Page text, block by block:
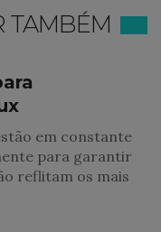
TAMBÉM
em constante
para garantir
reflitam os mais